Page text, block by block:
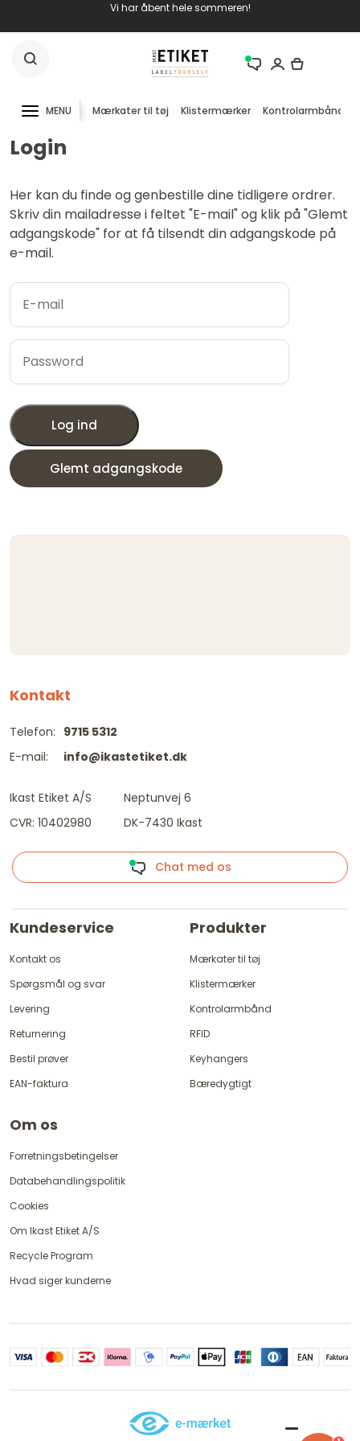
Vi har åbent hele sommeren!
MENU Mærkater til tøj Klistermærker Kontrolarmbånd
Login
Her kan du finde og genbestille dine tidligere ordrer.
Skriv din mailadresse i feltet "E-mail" og klik på "Glemt
adgangskode" for at få tilsendt din adgangskode på
e-mail.
Log ind
Glemt adgangskode
Kontakt
Telefon:
E-mail:
9715 5312
info@ikastetiket.dk
Ikast Etiket A/S
CVR: 10402980
Neptunvej 6
DK-7430 Ikast
Chat med os
Kundeservice
Kontakt os
Spørgsmål og svar
Levering
Returnering
Bestil prøver
EAN-faktura
Produkter
Mærkater til tøj
Klistermærker
Kontrolarmbånd
RFID
Keyhangers
Bæredygtigt
Om os
Forretningsbetingelser
Databehandlingspolitik
Cookies
Om Ikast Etiket A/S
Recycle Program
Hvad siger kunderne